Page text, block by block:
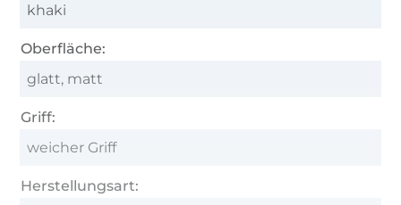
khaki
Oberfläche:
glatt, matt
Griff:
weicher Griff
Herstellungsart: